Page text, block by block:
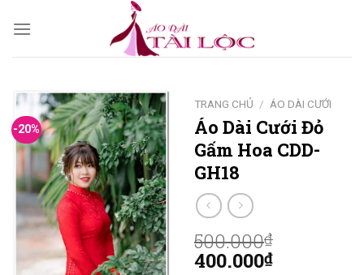
-20%
TRANG CHỦ / ÁO DÀI CƯỚI
Áo Dài Cưới Đỏ
Gấm Hoa CDD-
GH18
500.000₫
400.000₫